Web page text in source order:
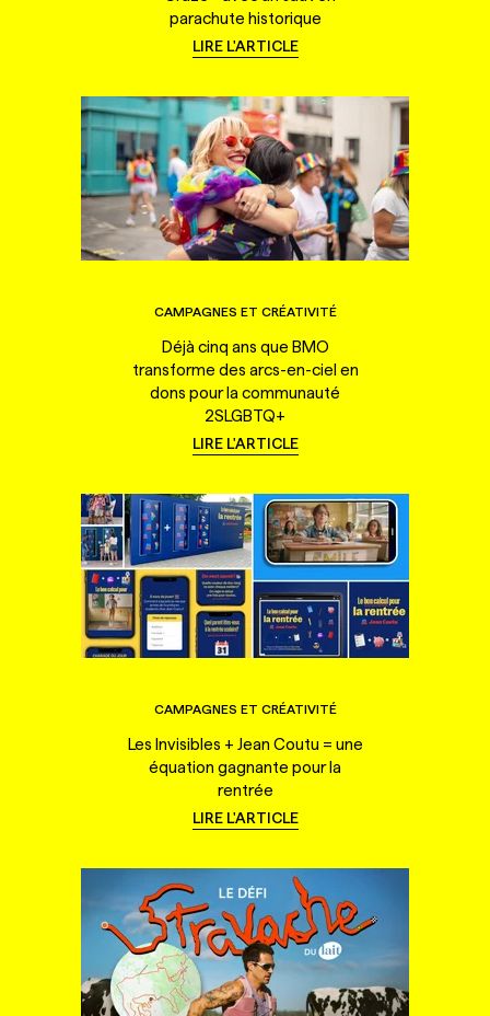
parachute historique
LIRE L'ARTICLE
CAMPAGNES ET CRÉATIVITÉ
Déjà cinq ans que BMO
transforme des arcs-en-ciel en
dons pour la communauté
2SLGBTQ+
LIRE L'ARTICLE
CAMPAGNES ET CRÉATIVITÉ
Les Invisibles + Jean Coutu = une
équation gagnante pour la
rentrée
LIRE L'ARTICLE